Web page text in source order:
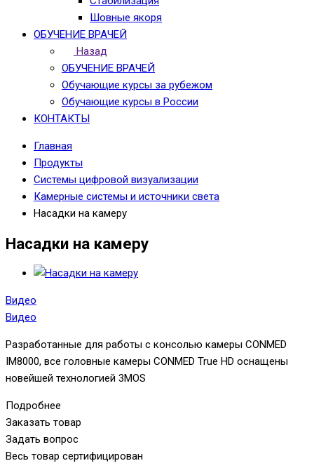
Шовные якоря
ОБУЧЕНИЕ ВРАЧЕЙ
Назад
ОБУЧЕНИЕ ВРАЧЕЙ
Обучающие курсы за рубежом
Обучающие курсы в России
КОНТАКТЫ
Главная
Продукты
Системы цифровой визуализации
Камерные системы и источники света
Насадки на камеру
Насадки на камеру
Видео
Видео
Разработанные для работы с консолью камеры CONMED
IM8000, все головные камеры CONMED True HD оснащены
новейшей технологией 3MOS
Подробнее
Заказать товар
Задать вопрос
Весь товар сертифицирован